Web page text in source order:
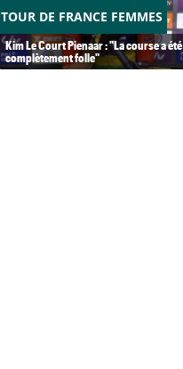
TOUR DE FRANCE FEMMES
Kim Le Court Pienaar : "La course a été
complètement folle"